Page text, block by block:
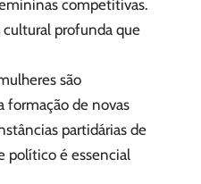
competitivas.
profunda que
são
formação de novas
partidárias de
político é essencial